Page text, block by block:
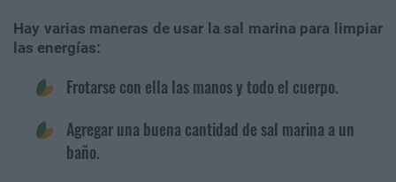
Hay varias maneras de usar la sal marina para limpiar
las energías:
Frotarse con ella las manos y todo el cuerpo.
Agregar una buena cantidad de sal marina a un
baño.